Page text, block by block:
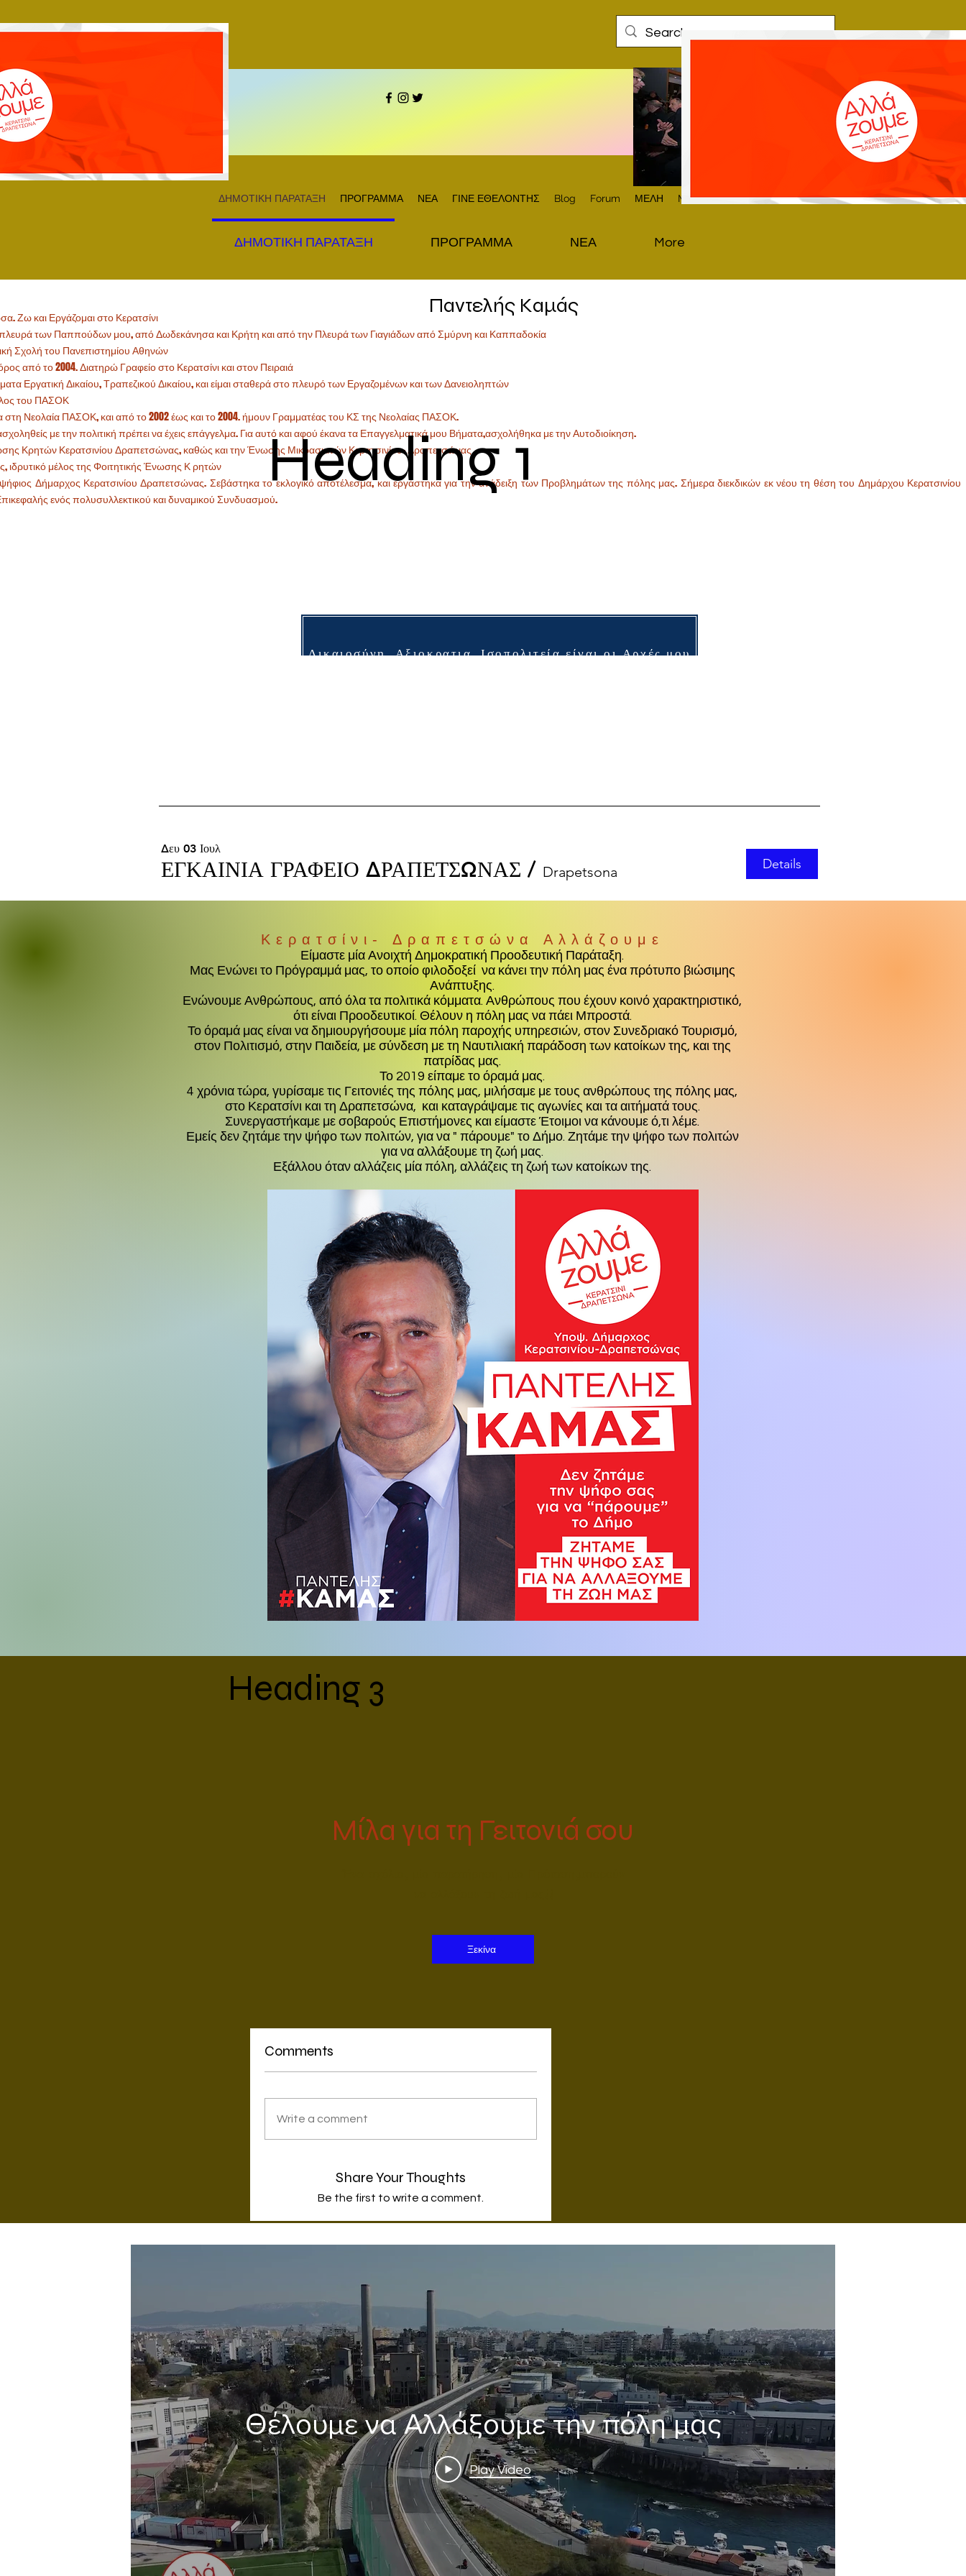
ΔΗΜΟΤΙΚΗ ΠΑΡΑΤΑΞΗ ΠΡΟΓΡΑΜΜΑ ΝΕΑ ΓΙΝΕ ΕΘΕΛΟΝΤΗΣ Blog Forum ΜΕΛΗ More
ΔΗΜΟΤΙΚΗ ΠΑΡΑΤΑΞΗ ΠΡΟΓΡΑΜΜΑ ΝΕΑ More
Παντελής Καμάς
Ζω και Εργάζομαι στο Κερατσίνι
των Παππούδων μου, από Δωδεκάνησα και Κρήτη και από την Πλευρά των Γιαγιάδων από Σμύρνη και Καππαδοκία
Σχολή του Πανεπιστημίου Αθηνών
από το 2004. Διατηρώ Γραφείο στο Κερατσίνι και στον Πειραιά
Εργατική Δικαίου, Τραπεζικού Δικαίου, και είμαι σταθερά στο πλευρό των Εργαζομένων και των Δανειοληπτών
του ΠΑΣΟΚ
στη Νεολαία ΠΑΣΟΚ, και από το 2002 έως και το 2004. ήμουν Γραμματέας του ΚΣ της Νεολαίας ΠΑΣΟΚ.
με την πολιτική πρέπει να έχεις επάγγελμα. Για αυτό και αφού έκανα τα Επαγγελματικά μου Βήματα,ασχολήθηκα με την Αυτοδιοίκηση.
Κρητών Κερατσινίου Δραπετσώνας, καθώς και την Ένωσης Μικρασιατών Κερατσινίου- Δραπετσώνας
ιδρυτικό μέλος της Φοιτητικής Ένωσης Κ ρητών
Δήμαρχος Κερατσινίου Δραπετσώνας. Σεβάστηκα το εκλογικό αποτέλεσμα, και εργάστηκα για την ανάδειξη των Προβλημάτων της πόλης μας. Σήμερα διεκδικών εκ νέου τη θέση του Δημάρχου Κερατσινίου
ενός πολυσυλλεκτικού και δυναμικού Συνδυασμού.
Δικαιοσύνη, Αξιοκρατια, Ισοπολιτεία είναι οι Αρχές μου
Heading 1
Δευ 03 Ιουλ
ΕΓΚΑΙΝΙΑ ΓΡΑΦΕΙΟ ΔΡΑΠΕΤΣΩΝΑΣ / Drapetsona Details
Παρ 12 Μαΐ
ΒΡΑΔΥΑ ΣΥΝΑΝΤΗΣΗΣ ΓΙΑ ΤΗΝ ΠΟΛΗ ΜΑΣ
Κερατσίνι- Δραπετσώνα Αλλάζουμε
Είμαστε μία Ανοιχτή Δημοκρατική Προοδευτική Παράταξη.
Μας Ενώνει το Πρόγραμμά μας, το οποίο φιλοδοξεί να κάνει την πόλη μας ένα πρότυπο βιώσιμης
Ανάπτυξης.
Ενώνουμε Ανθρώπους, από όλα τα πολιτικά κόμματα. Ανθρώπους που έχουν κοινό χαρακτηριστικό,
ότι είναι Προοδευτικοί. Θέλουν η πόλη μας να πάει Μπροστά.
Το όραμά μας είναι να δημιουργήσουμε μία πόλη παροχής υπηρεσιών, στον Συνεδριακό Τουρισμό,
στον Πολιτισμό, στην Παιδεία, με σύνδεση με τη Ναυτιλιακή παράδοση των κατοίκων της, και της
πατρίδας μας.
Το 2019 είπαμε το όραμά μας.
4 χρόνια τώρα, γυρίσαμε τις Γειτονιές της πόλης μας, μιλήσαμε με τους ανθρώπους της πόλης μας,
στο Κερατσίνι και τη Δραπετσώνα, και καταγράψαμε τις αγωνίες και τα αιτήματά τους.
Συνεργαστήκαμε με σοβαρούς Επιστήμονες και είμαστε Έτοιμοι να κάνουμε ό,τι λέμε.
Εμείς δεν ζητάμε την ψήφο των πολιτών, για να " πάρουμε" το Δήμο. Ζητάμε την ψήφο των πολιτών
για να αλλάξουμε τη ζωή μας.
Εξάλλου όταν αλλάζεις μία πόλη, αλλάζεις τη ζωή των κατοίκων της.
Heading 3
Μίλα για τη Γειτονιά σου
Ξεκίνα
Comments
Write a comment
Share Your Thoughts
Be the first to write a comment.
Θέλουμε να Αλλάξουμε την πόλη μας
Play Video